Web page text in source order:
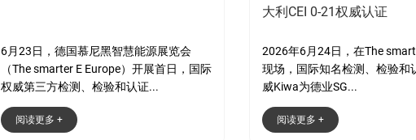
6月23日，德国慕尼黑智慧能源展览会
（The smarter E Europe）开展首日，国际
权威第三方检测、检验和认证...
阅读更多 +
大利CEI 0-21权威认证
2026年6月24日，在The
现场，国际知名检测、检验和
威Kiwa为德业SG...
阅读更多 +